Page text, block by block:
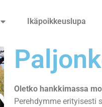
Ikäpoikkeuslupa
Oletko hankkimassa
Perehdymme erityisesti